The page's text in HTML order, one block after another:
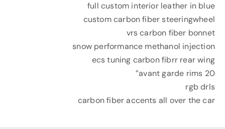
full custom interior leather in blue
custom carbon fiber steeringwheel
vrs carbon fiber bonnet
snow performance methanol injection
ecs tuning carbon fibrr rear wing
avant garde rims 20”
rgb drls
carbon fiber accents all over the car